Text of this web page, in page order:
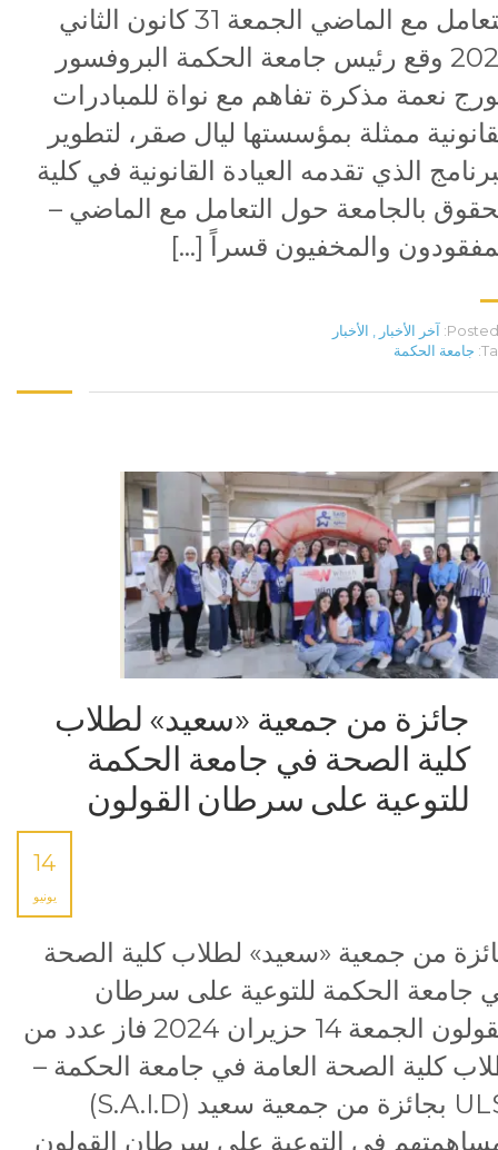
التعامل مع الماضي الجمعة 31 كانون الثاني
2025 وقع رئيس جامعة الحكمة البروفسور
نعمة مذكرة تفاهم مع نواة للمبادرات
ممثلة بمؤسستها ليال صقر، لتطوير
الذي تقدمه العيادة القانونية في كلية
بالجامعة حول التعامل مع الماضي –
والمخفيون قسراً […]
Posted آخر الأخبار , الأخبار
جامعة الحكمة
جائزة من جمعية «سعيد» لطلاب
كلية الصحة في جامعة الحكمة
للتوعية على سرطان القولون
14
يونيو
من جمعية «سعيد» لطلاب كلية الصحة
جامعة الحكمة للتوعية على سرطان
القولون الجمعة 14 حزيران 2024 فاز عدد من
كلية الصحة العامة في جامعة الحكمة –
ULS بجائزة من جمعية سعيد (S.A.I.D)
في التوعية على سرطان القولون